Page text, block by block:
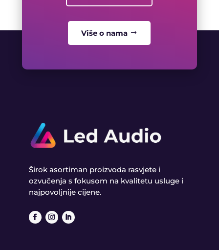
Više o nama
Širok asortiman proizvoda rasvjete i
ozvučenja s fokusom na kvalitetu usluge i
najpovoljnije cijene.